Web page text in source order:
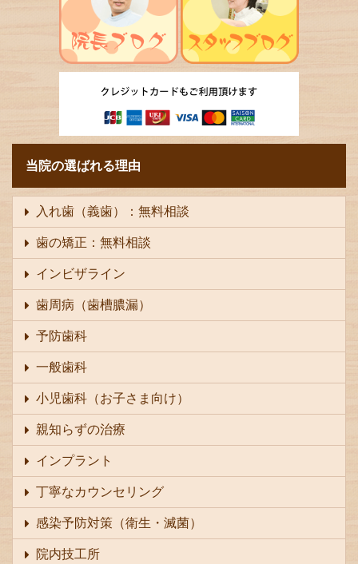
当院の選ばれる理由
入れ歯（義歯）：無料相談
歯の矯正：無料相談
インビザライン
歯周病（歯槽膿漏）
予防歯科
一般歯科
小児歯科（お子さま向け）
親知らずの治療
インプラント
丁寧なカウンセリング
感染予防対策（衛生・滅菌）
院内技工所